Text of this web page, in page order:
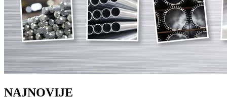
NAJNOVIJE